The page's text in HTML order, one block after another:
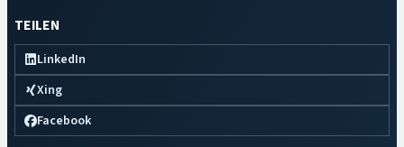
TEILEN
LinkedIn
Xing
Facebook